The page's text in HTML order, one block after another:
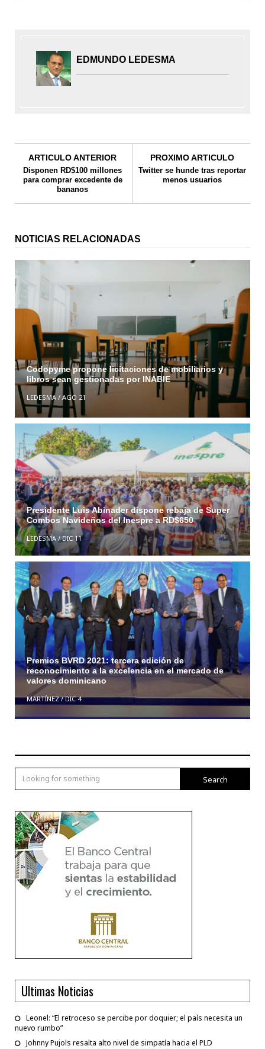
EDMUNDO LEDESMA
ARTICULO ANTERIOR
Disponen RD$100 millones
para comprar excedente de
bananos
PROXIMO ARTICULO
Twitter se hunde tras reportar
menos usuarios
NOTICIAS RELACIONADAS
Codopyme propone licitaciones de mobiliarios y
libros sean gestionadas por INABIE
LEDESMA/ AGO 21
Presidente Luis Abinader dispone rebaja de Super
Combos Navideños del Inespre a RD$650
LEDESMA/DIC 11
Premios BVRD 2021: tercera edición de
reconocimiento a la excelencia en el mercado de
valores dominicano
MARTÍNEZ/DIC 4
Search
Ultimas Noticias
Leonel: “El retroceso se percibe por doquier; el país necesita un
nuevo rumbo”
Johnny Pujols resalta alto nivel de simpatía hacia el PLD